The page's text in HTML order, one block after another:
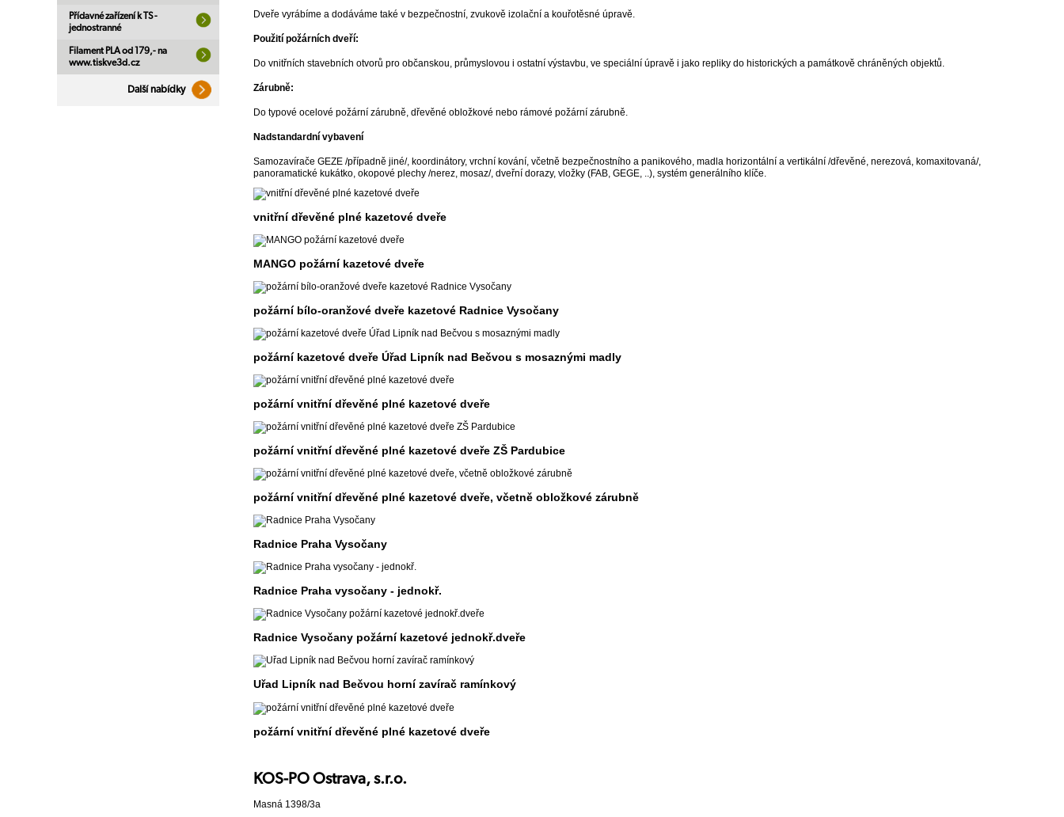
Přídavné zařízení k TS -
jednostranné
Filament PLA od 179,- na
www.tiskve3d.cz
Další nabídky
Dveře vyrábíme a dodáváme také v bezpečnostní, zvukově izolační a kouřotěsné úpravě.
Použití požárních dveří:
Do vnitřních stavebních otvorů pro občanskou, průmyslovou i ostatní výstavbu, ve speciální úpravě i jako repliky do historických a památkově chráněných objektů.
Zárubně:
Do typové ocelové požární zárubně, dřevěné obložkové nebo rámové požární zárubně.
Nadstandardní vybavení
Samozavírače GEZE /případně jiné/, koordinátory, vrchní kování, včetně bezpečnostního a panikového, madla horizontální a vertikální /dřevěné, nerezová, komaxitovaná/,
panoramatické kukátko, okopové plechy /nerez, mosaz/, dveřní dorazy, vložky (FAB, GEGE, ..), systém generálního klíče.
vnitřní dřevěné plné kazetové dveře
MANGO požární kazetové dveře
požární bílo-oranžové dveře kazetové Radnice Vysočany
požární kazetové dveře Úřad Lipník nad Bečvou s mosaznými madly
požární vnitřní dřevěné plné kazetové dveře
požární vnitřní dřevěné plné kazetové dveře ZŠ Pardubice
požární vnitřní dřevěné plné kazetové dveře, včetně obložkové zárubně
Radnice Praha Vysočany
Radnice Praha vysočany - jednokř.
Radnice Vysočany požární kazetové jednokř.dveře
Uřad Lipník nad Bečvou horní zavírač ramínkový
požární vnitřní dřevěné plné kazetové dveře
KOS-PO Ostrava, s.r.o.
Masná 1398/3a